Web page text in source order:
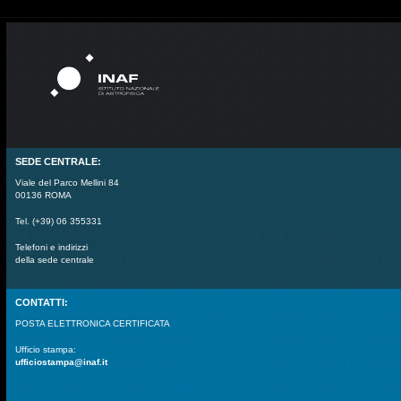
SEDE CENTRALE:
Viale del Parco Mellini 84
00136 ROMA
Tel. (+39) 06 355331
Telefoni e indirizzi
della sede centrale
CONTATTI:
POSTA ELETTRONICA CERTIFICATA
Ufficio stampa:
ufficiostampa@inaf.it